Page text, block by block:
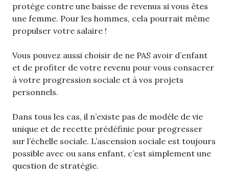
protège contre une baisse de revenus si vous êtes
une femme. Pour les hommes, cela pourrait même
propulser votre salaire !
Vous pouvez aussi choisir de ne PAS avoir d’enfant
et de profiter de votre revenu pour vous consacrer
à votre progression sociale et à vos projets
personnels.
Dans tous les cas, il n’existe pas de modèle de vie
unique et de recette prédéfinie pour progresser
sur l’échelle sociale. L’ascension sociale est toujours
possible avec ou sans enfant, c’est simplement une
question de stratégie.